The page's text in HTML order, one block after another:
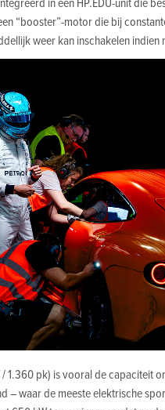
“booster”-motor die bij
weer kan inschakelen indien
1.360 pk) is vooral de capaciteit
– waar de meeste elektrische